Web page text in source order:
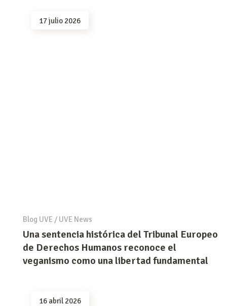
17 julio 2026
Blog UVE/ UVE News
Una sentencia histórica del Tribunal Europeo
de Derechos Humanos reconoce el
veganismo como una libertad fundamental
16 abril 2026